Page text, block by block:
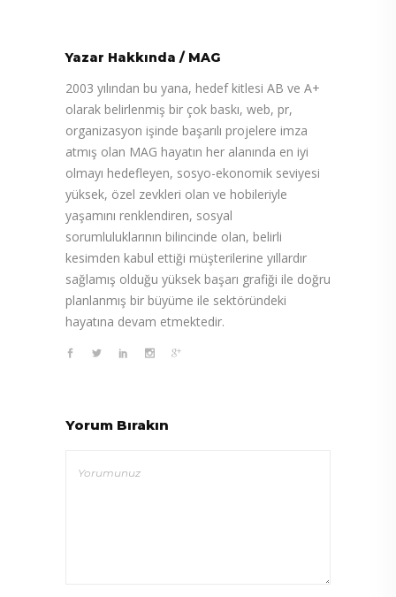
Yazar Hakkında / MAG
2003 yılından bu yana, hedef kitlesi AB ve A+
olarak belirlenmiş bir çok baskı, web, pr,
organizasyon işinde başarılı projelere imza
atmış olan MAG hayatın her alanında en iyi
olmayı hedefleyen, sosyo-ekonomik seviyesi
yüksek, özel zevkleri olan ve hobileriyle
yaşamını renklendiren, sosyal
sorumluluklarının bilincinde olan, belirli
kesimden kabul ettiği müşterilerine yıllardır
sağlamış olduğu yüksek başarı grafiği ile doğru
planlanmış bir büyüme ile sektöründeki
hayatına devam etmektedir.
Yorum Bırakın